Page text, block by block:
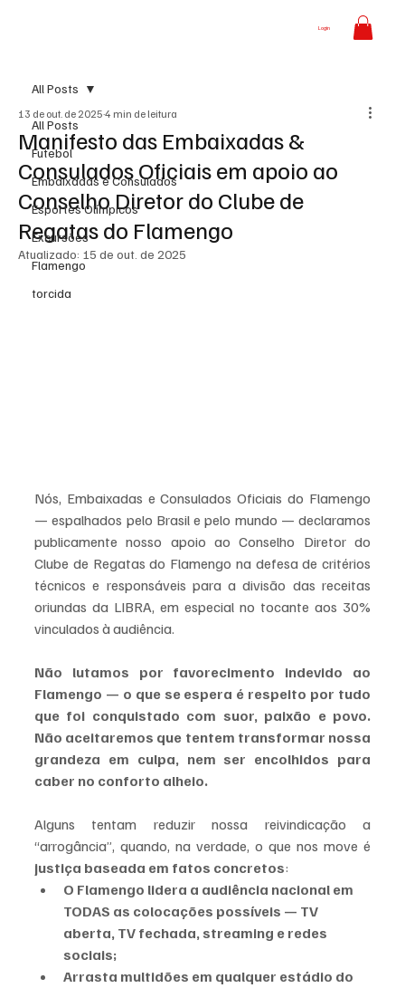
Login
All Posts
Futebol
Embaixadas e Consulados
Esportes Olímpicos
Excursões
Flamengo
torcida
All Posts
Manifesto das Embaixadas &
Consulados Oficiais em apoio ao
Conselho Diretor do Clube de
Regatas do Flamengo
13 de out. de 2025 4 min de leitura
Atualizado: 15 de out. de 2025
Nós, Embaixadas e Consulados Oficiais do Flamengo
— espalhados pelo Brasil e pelo mundo — declaramos
publicamente nosso apoio ao Conselho Diretor do
Clube de Regatas do Flamengo na defesa de critérios
técnicos e responsáveis para a divisão das receitas
oriundas da LIBRA, em especial no tocante aos 30%
vinculados à audiência.
Não lutamos por favorecimento indevido ao
Flamengo — o que se espera é respeito por tudo
que foi conquistado com suor, paixão e povo.
Não aceitaremos que tentem transformar nossa
grandeza em culpa, nem ser encolhidos para
caber no conforto alheio.
Alguns tentam reduzir nossa reivindicação a
justiça baseada em fatos concretos:
O Flamengo lidera a audiência nacional em
TODAS as colocações possíveis — TV
aberta, TV fechada, streaming e redes
sociais;
Arrasta multidões em qualquer estádio do